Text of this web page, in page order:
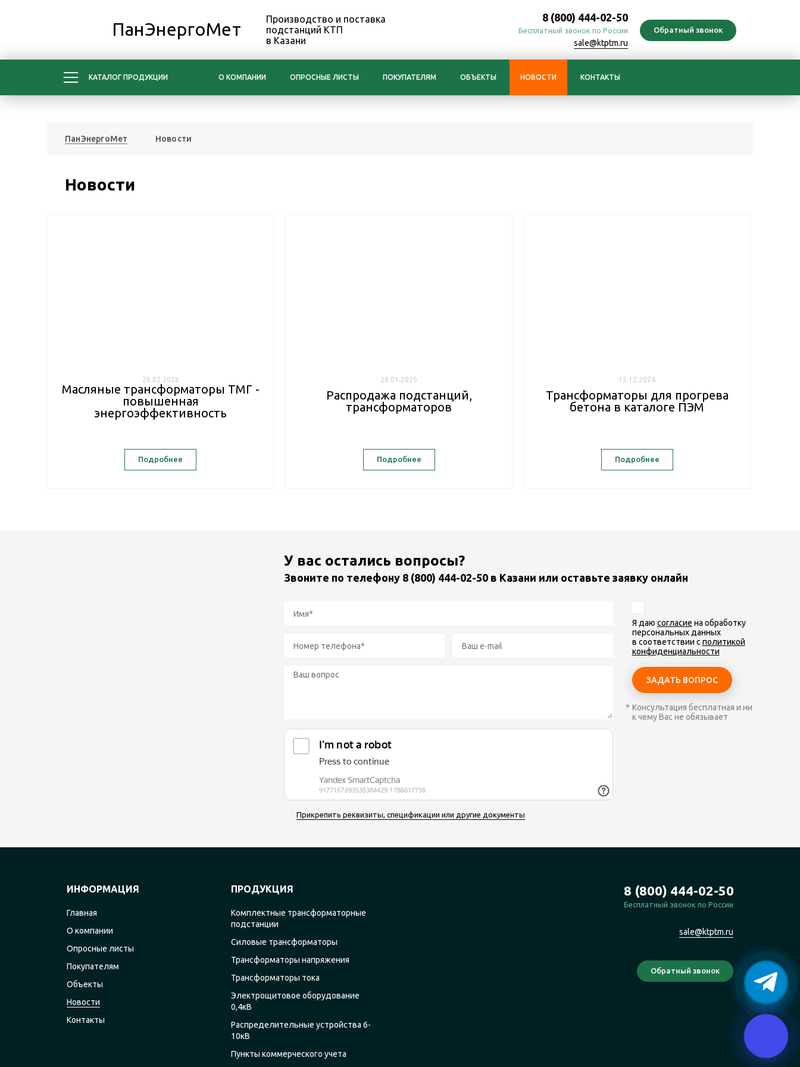
ПанЭнергоМет
Производство и поставка
подстанций КТП
в Казани
8 (800) 444-02-50
Бесплатный звонок по России
sale@ktptm.ru
КАТАЛОГ ПРОДУКЦИИ О КОМПАНИИ ОПРОСНЫЕ ЛИСТЫ ПОКУПАТЕЛЯМ ОБЪЕКТЫ НОВОСТИ КОНТАКТЫ
ПанЭнергоМет Новости
Новости
20.02.2026
Масляные трансформаторы ТМГ -
повышенная
энергоэффективность
Подробнее
20.01.2025
Распродажа подстанций,
трансформаторов
Подробнее
15.12.2024
Трансформаторы для прогрева
бетона в каталоге ПЭМ
Подробнее
У вас остались вопросы?
Звоните по телефону 8 (800) 444-02-50 в Казани или оставьте заявку онлайн
Прикрепить реквизиты, спецификации или другие документы
Я даю согласие на обработку
персональных данных
в соответствии с политикой
конфиденциальности
Консультация бесплатная и ни
к чему Вас не обязывает
8 (800) 444-02-50
Бесплатный звонок по России
sale@ktptm.ru
ИНФОРМАЦИЯ
Главная
О компании
Опросные листы
Покупателям
Объекты
Новости
Контакты
ПРОДУКЦИЯ
Комплектные трансформаторные
подстанции
Силовые трансформаторы
Трансформаторы напряжения
Трансформаторы тока
Электрощитовое оборудование
0,4кВ
Распределительные устройства 6-
10кВ
Пункты коммерческого учета